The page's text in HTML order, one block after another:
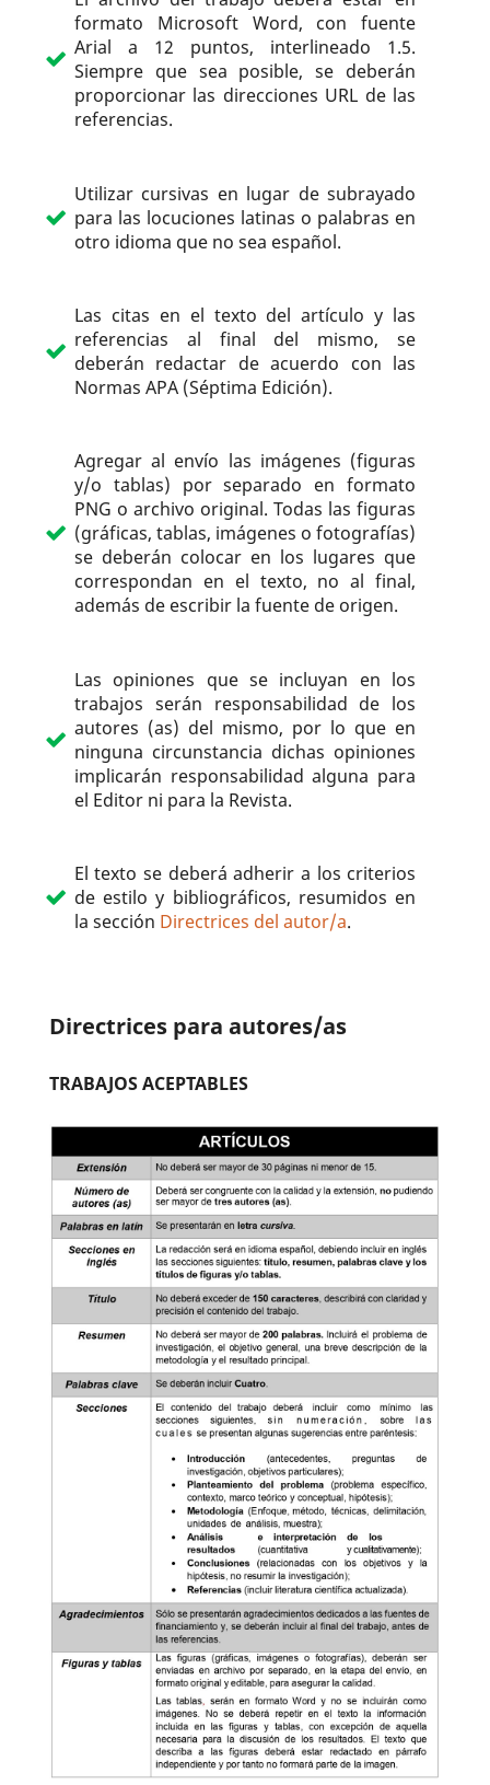
formato Microsoft Word, con fuente
Arial a 12 puntos, interlineado 1.5.
Siempre que sea posible, se deberán
proporcionar las direcciones URL de las
referencias.
Utilizar cursivas en lugar de subrayado
para las locuciones latinas o palabras en
otro idioma que no sea español.
Las citas en el texto del artículo y las
referencias al final del mismo, se
deberán redactar de acuerdo con las
Normas APA (Séptima Edición).
Agregar al envío las imágenes (figuras
y/o tablas) por separado en formato
PNG o archivo original. Todas las figuras
(gráficas, tablas, imágenes o fotografías)
se deberán colocar en los lugares que
correspondan en el texto, no al final,
además de escribir la fuente de origen.
Las opiniones que se incluyan en los
trabajos serán responsabilidad de los
autores (as) del mismo, por lo que en
ninguna circunstancia dichas opiniones
implicarán responsabilidad alguna para
el Editor ni para la Revista.
El texto se deberá adherir a los criterios
de estilo y bibliográficos, resumidos en
la sección Directrices del autor/a.
Directrices para autores/as
TRABAJOS ACEPTABLES